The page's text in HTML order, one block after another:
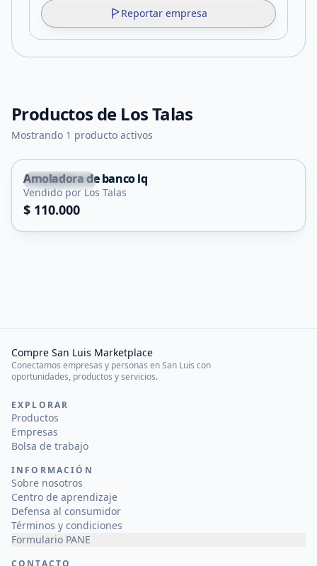
Reportar empresa
Productos de Los Talas
Mostrando 1 producto activos
Cortaderas
Amoladora de banco lq
Vendido por Los Talas
$ 110.000
Compre San Luis Marketplace
Conectamos empresas y personas en San Luis con
oportunidades, productos y servicios.
EXPLORAR
Productos
Empresas
Bolsa de trabajo
INFORMACIÓN
Sobre nosotros
Centro de aprendizaje
Defensa al consumidor
Términos y condiciones
Formulario PANE
CONTACTO